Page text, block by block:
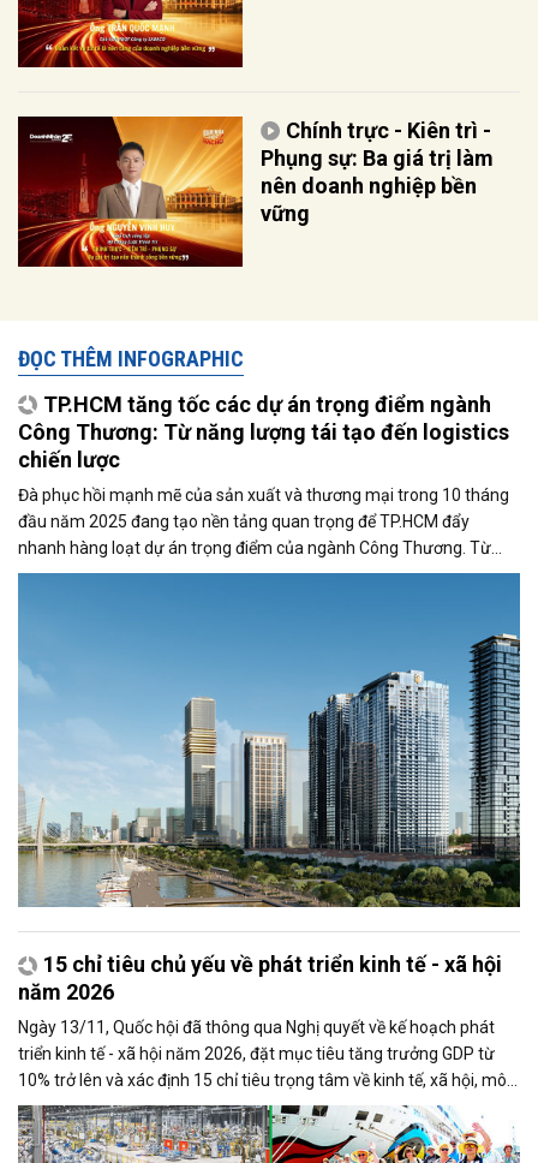
Chính trực - Kiên trì -
Phụng sự: Ba giá trị làm
nên doanh nghiệp bền
vững
ĐỌC THÊM INFOGRAPHIC
TP.HCM tăng tốc các dự án trọng điểm ngành
Công Thương: Từ năng lượng tái tạo đến logistics
chiến lược
Đà phục hồi mạnh mẽ của sản xuất và thương mại trong 10 tháng
đầu năm 2025 đang tạo nền tảng quan trọng để TP.HCM đẩy
nhanh hàng loạt dự án trọng điểm của ngành Công Thương. Từ
chuyển dịch năng lượng xanh đến phát triển logistics và hạ tầng
15 chỉ tiêu chủ yếu về phát triển kinh tế - xã hội
năm 2026
Ngày 13/11, Quốc hội đã thông qua Nghị quyết về kế hoạch phát
triển kinh tế - xã hội năm 2026, đặt mục tiêu tăng trưởng GDP từ
10% trở lên và xác định 15 chỉ tiêu trọng tâm về kinh tế, xã hội, môi
trường và phát triển bền vững, nhằm tạo nền tảng cho giai đoạn đổi
mới toàn diện và nâng cao chất lượng đời sống nhân dân.